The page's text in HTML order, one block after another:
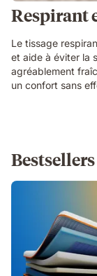
Respirant
Le tissage
et aide à éviter la
agréablement
un confort sans
Bestsellers